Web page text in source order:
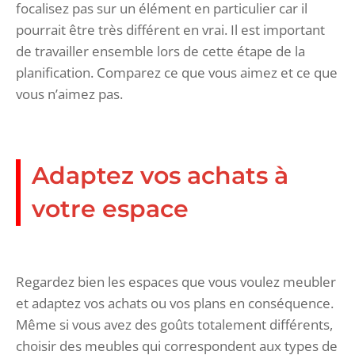
focalisez pas sur un élément en particulier car il
pourrait être très différent en vrai. Il est important
de travailler ensemble lors de cette étape de la
planification. Comparez ce que vous aimez et ce que
vous n’aimez pas.
Adaptez vos achats à
votre espace
Regardez bien les espaces que vous voulez meubler
et adaptez vos achats ou vos plans en conséquence.
Même si vous avez des goûts totalement différents,
choisir des meubles qui correspondent aux types de